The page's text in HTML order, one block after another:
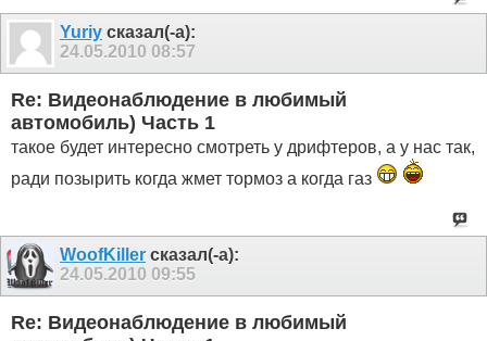
Yuriy сказал(-а):
24.05.2010 08:57
Re: Видеонаблюдение в любимый
автомобиль) Часть 1
такое будет интересно смотреть у дрифтеров, а у нас так,
ради позырить когда жмет тормоз а когда газ
WoofKiller сказал(-а):
24.05.2010 09:55
Re: Видеонаблюдение в любимый